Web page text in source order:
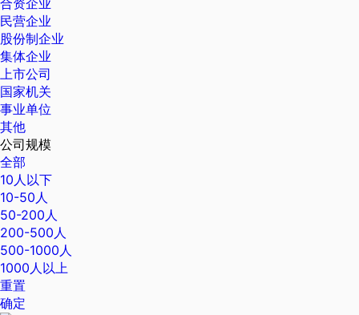
合资企业
民营企业
股份制企业
集体企业
上市公司
国家机关
事业单位
其他
公司规模
全部
10人以下
10-50人
50-200人
200-500人
500-1000人
1000人以上
重置
确定